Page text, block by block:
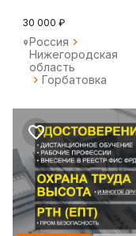
30 000 ₽
Россия
Нижегородская
область
Горбатовка